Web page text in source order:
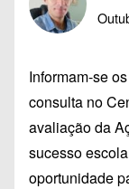
Informam-se
consulta no
avaliação da
sucesso
oportunidade